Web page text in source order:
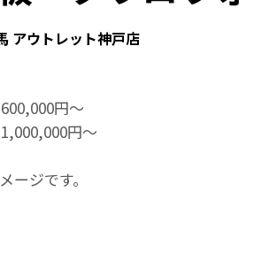
アウトレット神戸店
円～
円～
ージです。